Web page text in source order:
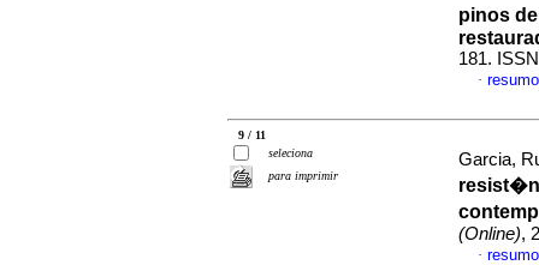
pinos
181.
·
9 / 11
seleciona
para imprimir
Garcia,
(Online),
·